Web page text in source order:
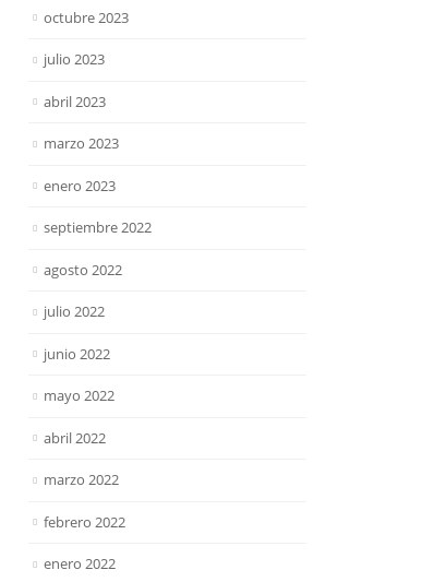
octubre 2023
julio 2023
abril 2023
marzo 2023
enero 2023
septiembre 2022
agosto 2022
julio 2022
junio 2022
mayo 2022
abril 2022
marzo 2022
febrero 2022
enero 2022